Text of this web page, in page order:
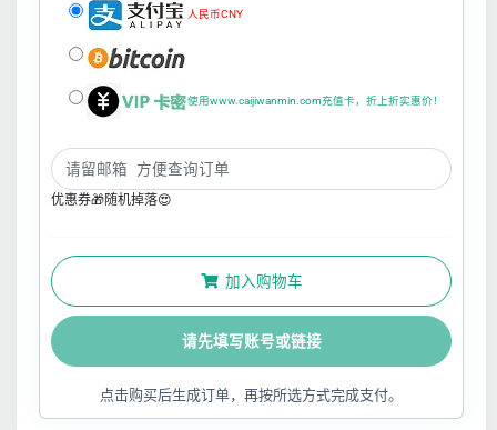
人民币CNY
使用www.caijiwanmin.com充值卡，折上折实惠价！
优惠券🎁随机掉落😍
加入购物车
请先填写账号或链接
点击购买后生成订单，再按所选方式完成支付。